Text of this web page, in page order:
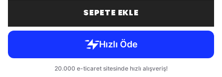
SEPETE EKLE